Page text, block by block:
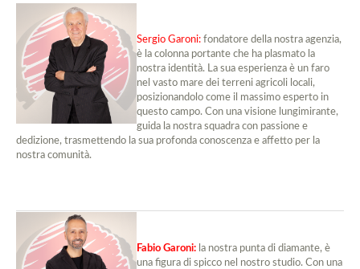
Sergio Garoni: fondatore della nostra agenzia,
è la colonna portante che ha plasmato la
nostra identità. La sua esperienza è un faro
nel vasto mare dei terreni agricoli locali,
posizionandolo come il massimo esperto in
questo campo. Con una visione lungimirante,
guida la nostra squadra con passione e
dedizione, trasmettendo la sua profonda conoscenza e affetto per la
nostra comunità.
Fabio Garoni: la nostra punta di diamante, è
una figura di spicco nel nostro studio. Con una